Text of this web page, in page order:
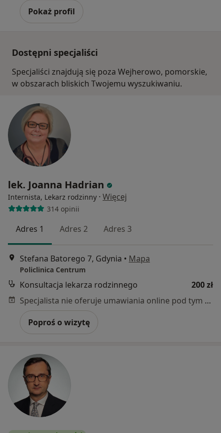
Pokaż profil
Dostępni specjaliści
Specjaliści znajdują się poza Wejherowo, pomorskie,
w obszarach bliskich Twojemu wyszukiwaniu.
lek. Joanna Hadrian
Internista, Lekarz rodzinny · Więcej
314 opinii
Adres 1 Adres 2 Adres 3
Stefana Batorego 7, Gdynia • Mapa
Policlinica Centrum
Konsultacja lekarza rodzinnego
200 zł
Specjalista nie oferuje umawiania online pod tym adresem.
Poproś o wizytę